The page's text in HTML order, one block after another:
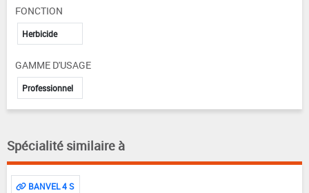
FONCTION
Herbicide
GAMME D'USAGE
Professionnel
Spécialité similaire à
BANVEL 4 S